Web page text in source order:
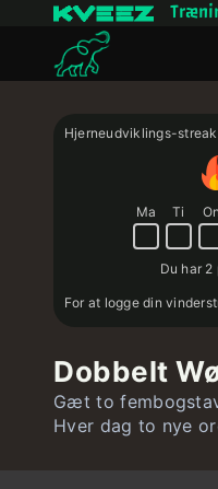
Quizzer
Bruger
Kontakt
Hjerneudviklings-streak
Ma Ti On
Du har 2
For at logge din
Dobbelt
Gæt to
Hver dag to nye